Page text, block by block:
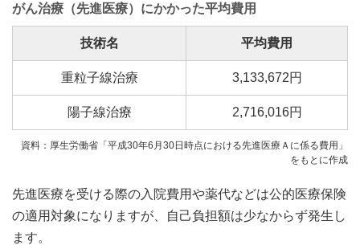
がん治療（先進医療）にかかった平均費用
技術名 平均費用
重粒子線治療 3,133,672円
陽子線治療 2,716,016円
資料：厚生労働省「平成30年6月30日時点における先進医療Ａに係る費用」
をもとに作成
先進医療を受ける際の入院費用や薬代などは公的医療保険
の適用対象になりますが、自己負担額は少なからず発生し
ます。